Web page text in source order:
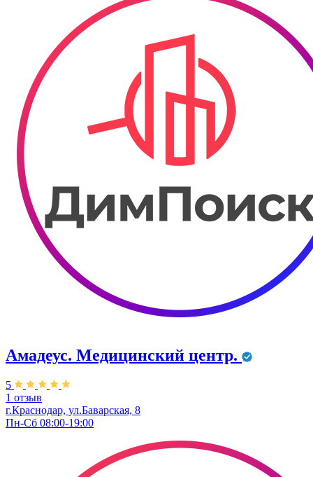
Амадеус. Медицинский центр.
5
1 отзыв
г.Краснодар, ул.Баварская, 8
Пн-Сб 08:00-19:00